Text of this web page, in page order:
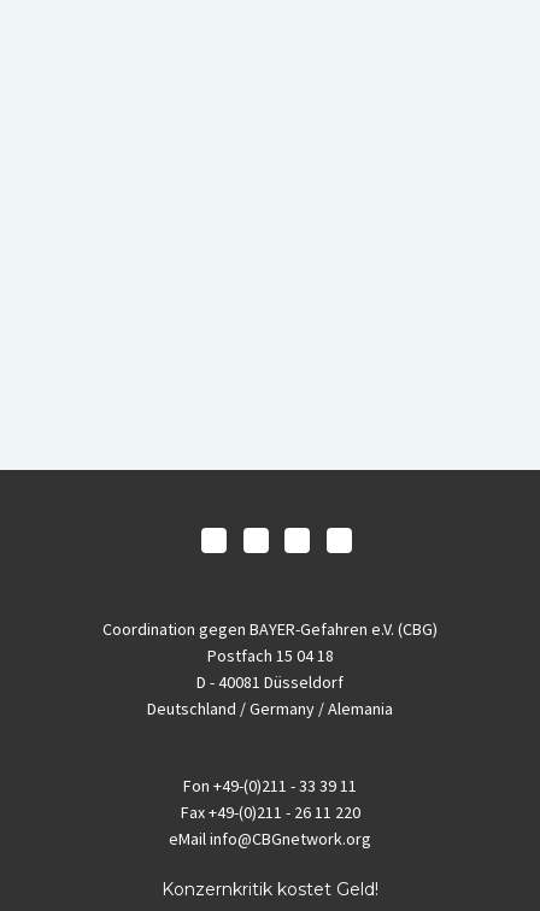
Coordination gegen BAYER-Gefahren e.V. (CBG)
Postfach 15 04 18
D - 40081 Düsseldorf
Deutschland / Germany / Alemania
Fon +49-(0)211 - 33 39 11
Fax+49-(0)211 - 26 11 220
eMailinfo@CBGnetwork.org
Konzernkritik kostet Geld!